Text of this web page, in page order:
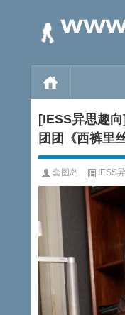
[IESS异思趣
团团《西裤里
套图岛 IESS